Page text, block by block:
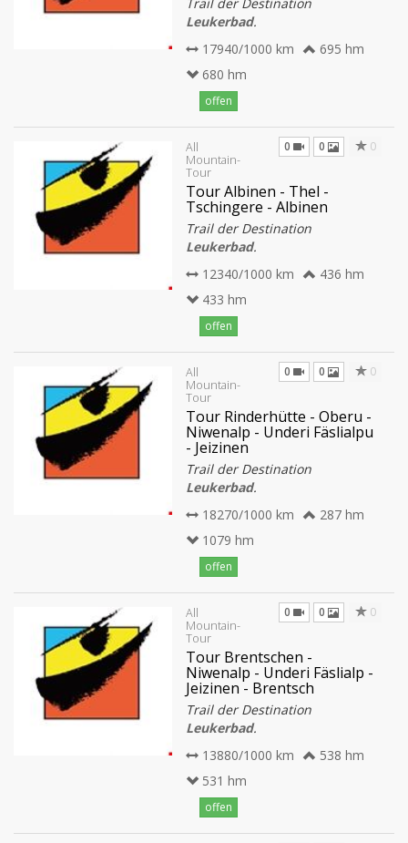
Leukerbad.
17940/1000 km
695 hm
680 hm
offen
All
Mountain-
Tour
0 0 0
Tour Albinen - Thel -
Tschingere - Albinen
Trail der Destination
Leukerbad.
12340/1000 km
436 hm
433 hm
offen
All
Mountain-
Tour
0 0 0
Tour Rinderhütte - Oberu -
Niwenalp - Underi Fäslialpu
- Jeizinen
Trail der Destination
Leukerbad.
18270/1000 km
287 hm
1079 hm
offen
All
Mountain-
Tour
0 0 0
Tour Brentschen -
Niwenalp - Underi Fäslialp -
Jeizinen - Brentsch
Trail der Destination
Leukerbad.
13880/1000 km
538 hm
531 hm
offen